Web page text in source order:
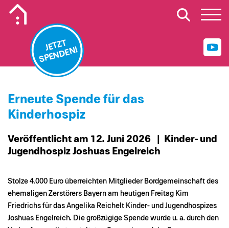
JETZT
SPENDEN!
Erneute Spende für das
Kinderhospiz
Veröffentlicht am 12. Juni 2026
| Kinder- und
Jugendhospiz Joshuas Engelreich
Stolze 4.000 Euro überreichten Mitglieder Bordgemeinschaft des
ehemaligen Zerstörers Bayern am heutigen Freitag Kim
Friedrichs für das Angelika Reichelt Kinder- und Jugendhospizes
Joshuas Engelreich. Die großzügige Spende wurde u. a. durch den
Mobiles Logo Mission Lebenshaus